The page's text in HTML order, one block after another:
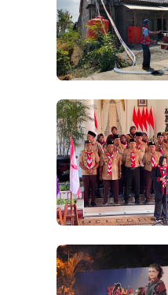
JATIM
JATIM